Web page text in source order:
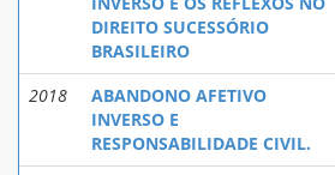
DIREITO SUCESSÓRIO
BRASILEIRO
2018
ABANDONO AFETIVO
INVERSO E
RESPONSABILIDADE CIVIL.